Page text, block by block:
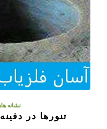
نشانه
تنورها در